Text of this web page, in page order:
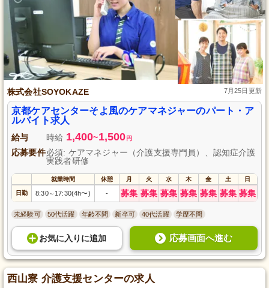
株式会社SOYOKAZE 7月25日更新
京都ケアセンターそよ風のケアマネジャーのパート・ア
ルバイト求人
給与 時給 1,400~1,500 円
応募要件必須: ケアマネジャー（介護支援専門員）、認知症介護
実践者研修
就業時間 休憩 月 火 水 木 金 土 日
日勤 8:30～ 17:30(4h〜) - 募集 募集 募集 募集 募集 募集 募集
未経験可 50代活躍 年齢不問 新卒可 40代活躍 学歴不問
お気に入り に追加 応募画面へ進む
西山寮 介護支援センターの求人